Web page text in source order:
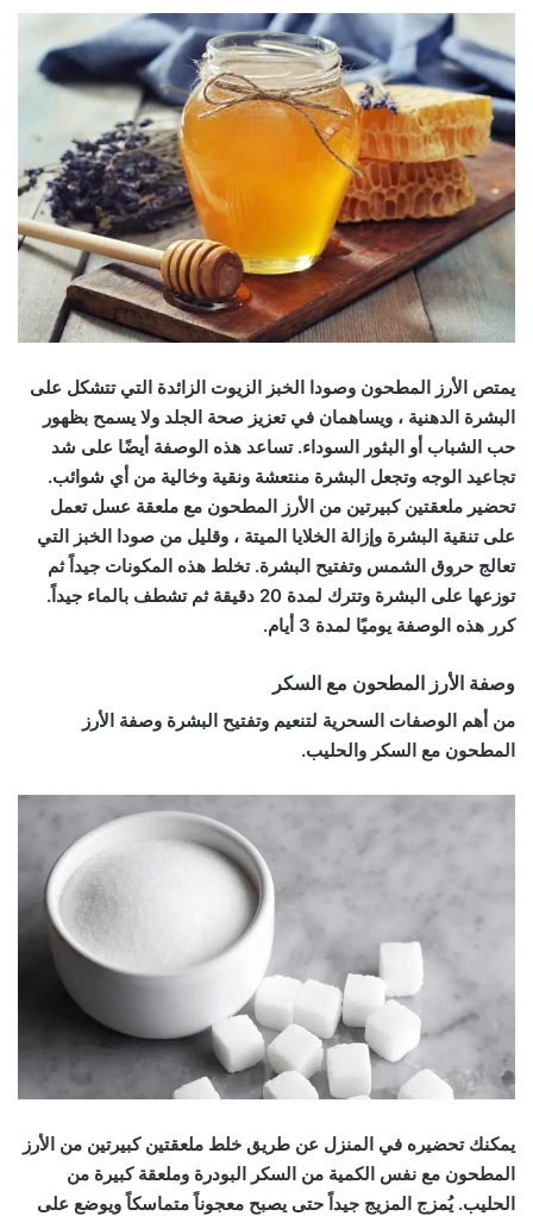
يمتص الأرز المطحون وصودا الخبز الزيوت الزائدة التي تتشكل على
البشرة الدهنية ، ويساهمان في تعزيز صحة الجلد ولا يسمح بظهور
حب الشباب أو البثور السوداء. تساعد هذه الوصفة أيضًا على شد
تجاعيد الوجه وتجعل البشرة منتعشة ونقية وخالية من أي شوائب.
تحضير ملعقتين كبيرتين من الأرز المطحون مع ملعقة عسل تعمل
على تنقية البشرة وإزالة الخلايا الميتة ، وقليل من صودا الخبز التي
تعالج حروق الشمس وتفتيح البشرة. تخلط هذه المكونات جيداً ثم
توزعها على البشرة وتترك لمدة 20 دقيقة ثم تشطف بالماء جيداً.
كرر هذه الوصفة يوميًا لمدة 3 أيام.
وصفة الأرز المطحون مع السكر
من أهم الوصفات السحرية لتنعيم وتفتيح البشرة وصفة الأرز
المطحون مع السكر والحليب.
يمكنك تحضيره في المنزل عن طريق خلط ملعقتين كبيرتين من الأرز
المطحون مع نفس الكمية من السكر البودرة وملعقة كبيرة من
الحليب. يُمزج المزيج جيداً حتى يصبح معجوناً متماسكاً ويوضع على